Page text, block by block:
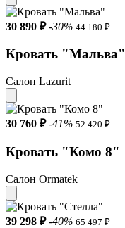
30 890 ₽ -30% 44 180 ₽
Кровать "Мальва"
Салон Lazurit
30 760 ₽ -41% 52 420 ₽
Кровать "Комо 8"
Салон Ormatek
39 298 ₽ -40% 65 497 ₽